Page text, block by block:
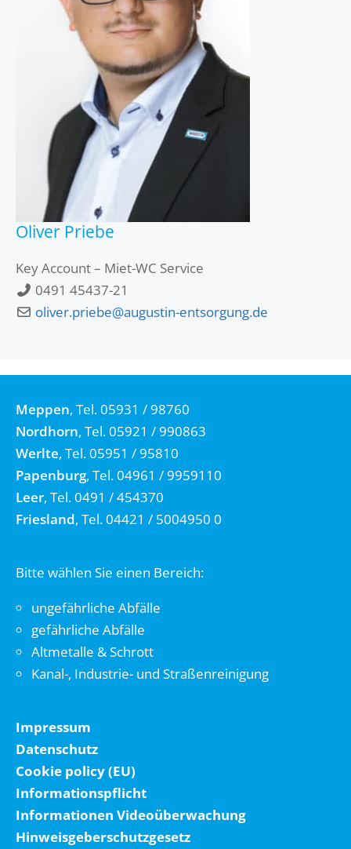
Oliver Priebe
Key Account – Miet-WC Service
0491 45437-21
oliver.priebe@augustin-entsorgung.de
Meppen, Tel. 05931 / 98760
Nordhorn, Tel. 05921 / 990863
Werlte, Tel. 05951 / 95810
Papenburg, Tel. 04961 / 9959110
Leer, Tel. 0491 / 454370
Friesland, Tel. 04421 / 5004950 0
Bitte wählen Sie einen Bereich:
ungefährliche Abfälle
gefährliche Abfälle
Altmetalle & Schrott
Kanal-, Industrie- und Straßenreinigung
Impressum
Datenschutz
Cookie policy (EU)
Informationspflicht
Informationen Videoüberwachung
Hinweisgeberschutzgesetz